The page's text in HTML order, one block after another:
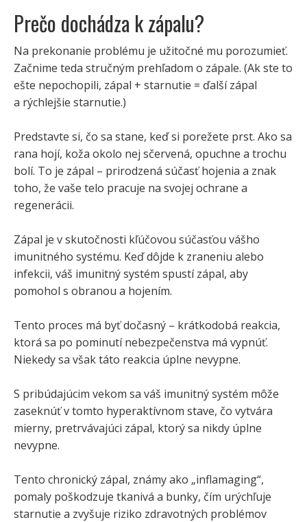
Prečo dochádza k zápalu?
Na prekonanie problému je užitočné mu porozumieť.
Začnime teda stručným prehľadom o zápale. (Ak ste to
ešte nepochopili, zápal + starnutie = ďalší zápal
a rýchlejšie starnutie.)
Predstavte si, čo sa stane, keď si porežete prst. Ako sa
rana hojí, koža okolo nej sčervená, opuchne a trochu
bolí. To je zápal – prirodzená súčasť hojenia a znak
toho, že vaše telo pracuje na svojej ochrane a
regenerácii.
Zápal je v skutočnosti kľúčovou súčasťou vášho
imunitného systému. Keď dôjde k zraneniu alebo
infekcii, váš imunitný systém spustí zápal, aby
pomohol s obranou a hojením.
Tento proces má byť dočasný – krátkodobá reakcia,
ktorá sa po pominutí nebezpečenstva má vypnúť.
Niekedy sa však táto reakcia úplne nevypne.
S pribúdajúcim vekom sa váš imunitný systém môže
zaseknúť v tomto hyperaktívnom stave, čo vytvára
mierny, pretrvávajúci zápal, ktorý sa nikdy úplne
nevypne.
Tento chronický zápal, známy ako „inflamaging“,
pomaly poškodzuje tkanivá a bunky, čím urýchľuje
starnutie a zvyšuje riziko zdravotných problémov